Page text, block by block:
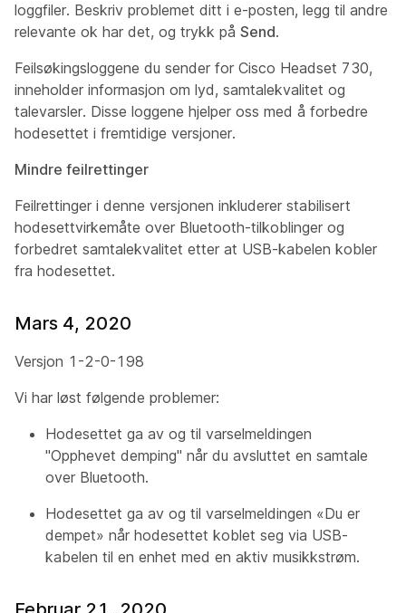
loggfiler. Beskriv problemet ditt i e-posten, legg til andre
relevante ok har det, og trykk på Send.
Feilsøkingsloggene du sender for Cisco Headset 730,
inneholder informasjon om lyd, samtalekvalitet og
talevarsler. Disse loggene hjelper oss med å forbedre
hodesettet i fremtidige versjoner.
Mindre feilrettinger
Feilrettinger i denne versjonen inkluderer stabilisert
hodesettvirkemåte over Bluetooth-tilkoblinger og
forbedret samtalekvalitet etter at USB-kabelen kobler
fra hodesettet.
Mars 4, 2020
Versjon 1-2-0-198
Vi har løst følgende problemer:
Hodesettet ga av og til varselmeldingen
"Opphevet demping" når du avsluttet en samtale
over Bluetooth.
Hodesettet ga av og til varselmeldingen «Du er
dempet» når hodesettet koblet seg via USB-
kabelen til en enhet med en aktiv musikkstrøm.